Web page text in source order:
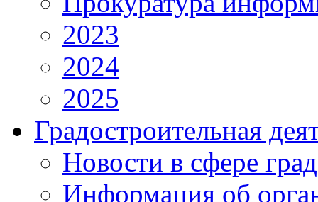
2023
2024
2025
Градостроительная
Новости в сфере
Информация об